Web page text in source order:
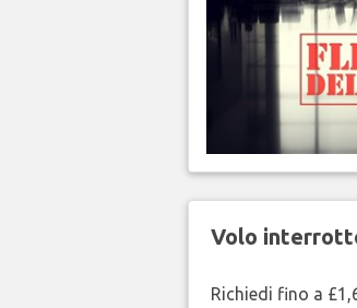
Volo
Richiedi fino a